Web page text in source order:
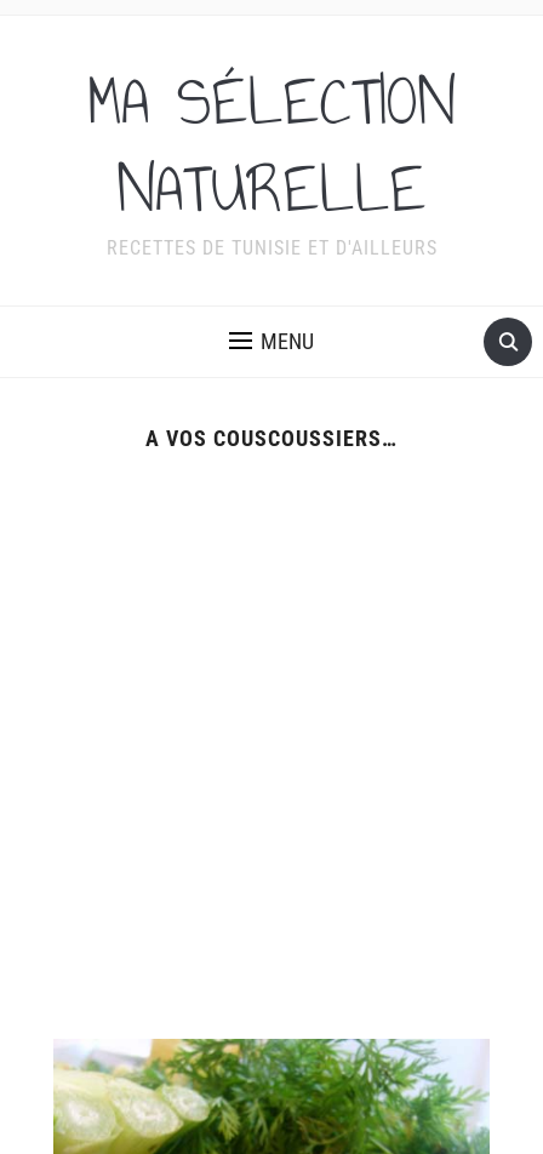
MA SÉLECTION
NATURELLE
RECETTES DE TUNISIE ET D'AILLEURS
MENU
A VOS COUSCOUSSIERS…